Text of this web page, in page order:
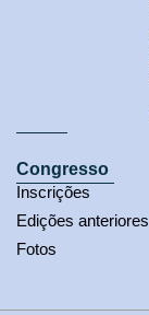
Congresso
Inscrições
Edições anteriores
Fotos